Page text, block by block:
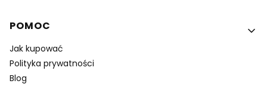
Linki w stopce
POMOC
Jak kupować
Polityka prywatności
Blog